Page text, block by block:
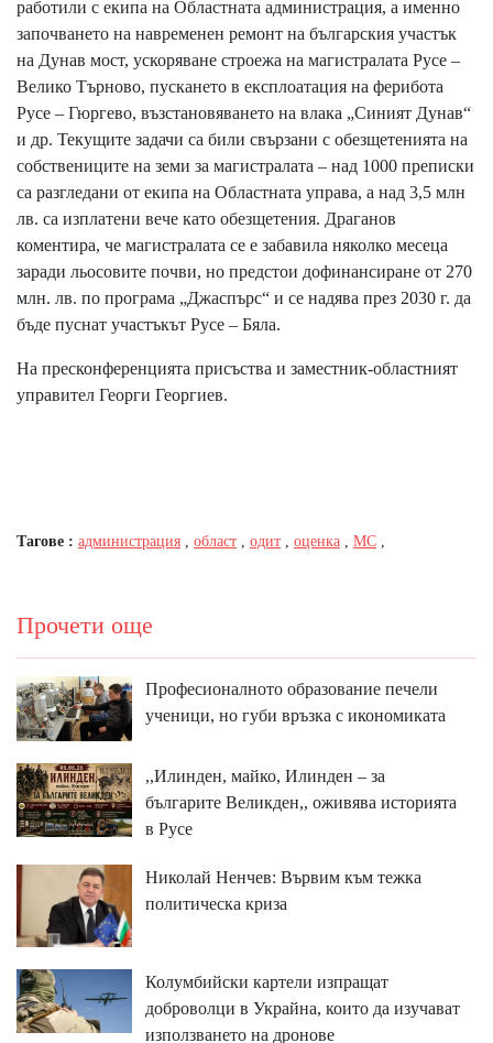
работили с екипа на Областната администрация, а именно
започването на навременен ремонт на българския участък
на Дунав мост, ускоряване строежа на магистралата Русе –
Велико Търново, пускането в експлоатация на ферибота
Русе – Гюргево, възстановяването на влака „Синият Дунав“
и др. Текущите задачи са били свързани с обезщетенията на
собствениците на земи за магистралата – над 1000 преписки
са разгледани от екипа на Областната управа, а над 3,5 млн
лв. са изплатени вече като обезщетения. Драганов
коментира, че магистралата се е забавила няколко месеца
заради льосовите почви, но предстои дофинансиране от 270
млн. лв. по програма „Джаспърс“ и се надява през 2030 г. да
бъде пуснат участъкът Русе – Бяла.
На пресконференцията присъства и заместник-областният
управител Георги Георгиев.
Тагове : администрация , област , одит , оценка , МС ,
Прочети още
Професионалното образование печели
ученици, но губи връзка с икономиката
,,Илинден, майко, Илинден – за
българите Великден,, оживява историята
в Русе
Николай Ненчев: Вървим към тежка
политическа криза
Колумбийски картели изпращат
доброволци в Украйна, които да изучават
използването на дронове